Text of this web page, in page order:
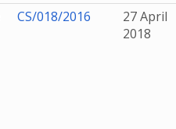
CS/018/2016
27 April
2018